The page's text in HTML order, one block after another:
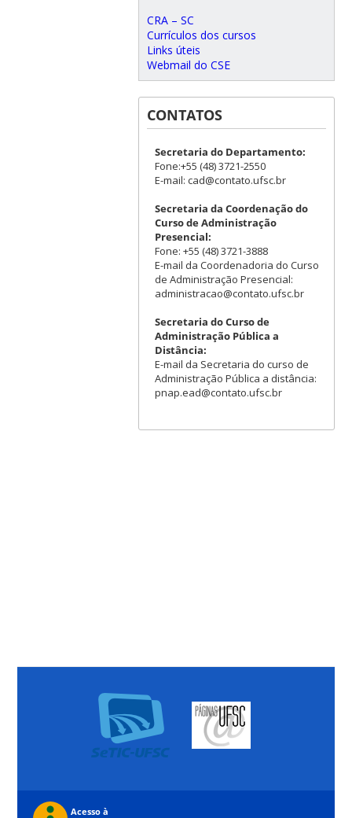
CRA – SC
Currículos dos cursos
Links úteis
Webmail do CSE
CONTATOS
Secretaria do Departamento:
Fone:+55 (48) 3721-2550
E-mail: cad@contato.ufsc.br
Secretaria da Coordenação do
Curso de Administração
Presencial:
Fone: +55 (48) 3721-3888
E-mail da Coordenadoria do Curso
de Administração Presencial:
administracao@contato.ufsc.br
Secretaria do Curso de
Administração Pública a
Distância:
E-mail da Secretaria do curso de
Administração Pública a distância:
pnap.ead@contato.ufsc.br